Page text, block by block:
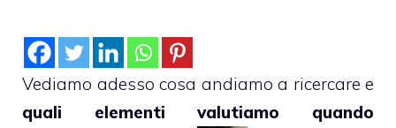
Vediamo adesso cosa andiamo a ricercare e
quali elementi valutiamo quando